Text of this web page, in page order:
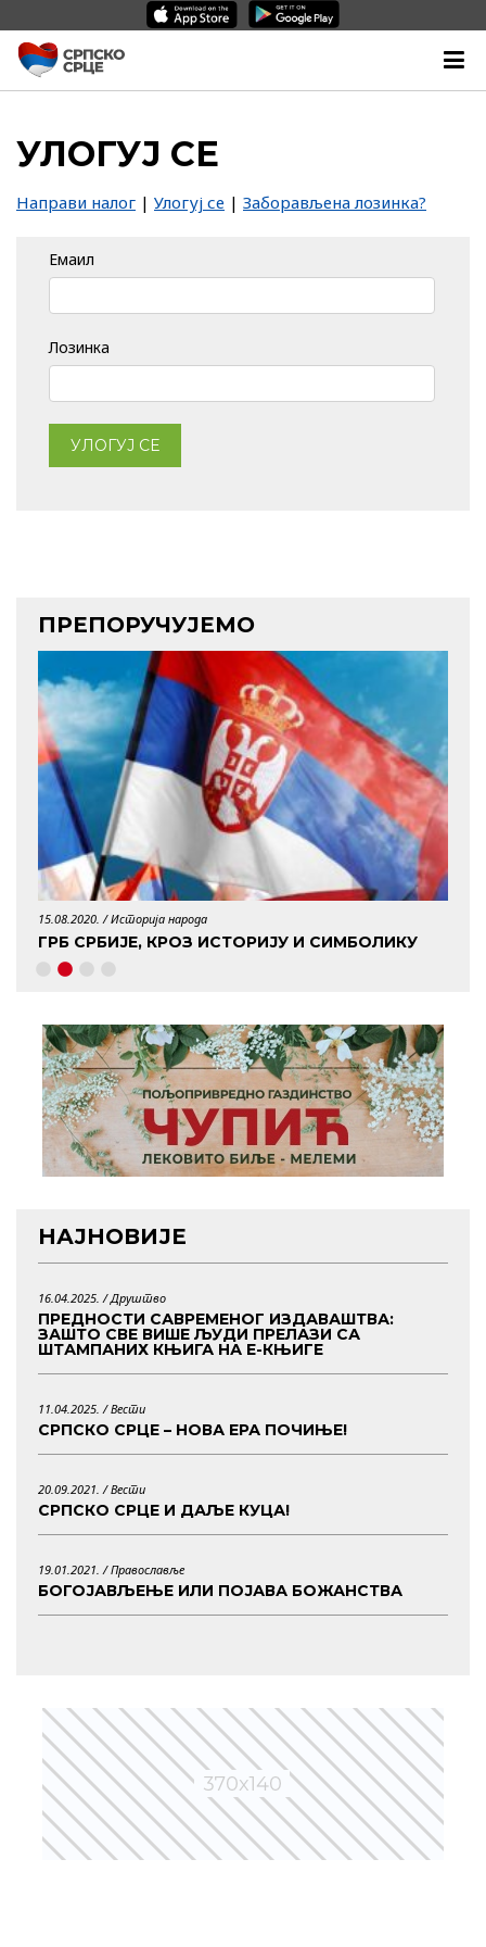
УЛОГУЈ СЕ
Направи налог | Улогуј се | Заборављена лозинка?
Емаил
Лозинка
УЛОГУЈ СЕ
ПРЕПОРУЧУЈЕМО
15.08.2020. /Историја народа
ГРБ СРБИЈЕ, КРОЗ ИСТОРИЈУ И СИМБОЛИКУ
НАЈНОВИЈЕ
16.04.2025. /Друштво
ПРЕДНОСТИ САВРЕМЕНОГ ИЗДАВАШТВА:
ЗАШТО СВЕ ВИШЕ ЉУДИ ПРЕЛАЗИ СА
ШТАМПАНИХ КЊИГА НА Е-КЊИГЕ
11.04.2025. /Вести
СРПСКО СРЦЕ – НОВА ЕРА ПОЧИЊЕ!
20.09.2021. /Вести
СРПСКО СРЦЕ И ДАЉЕ КУЦА!
19.01.2021. /Православље
БОГОЈАВЉЕЊЕ ИЛИ ПОЈАВА БОЖАНСТВА